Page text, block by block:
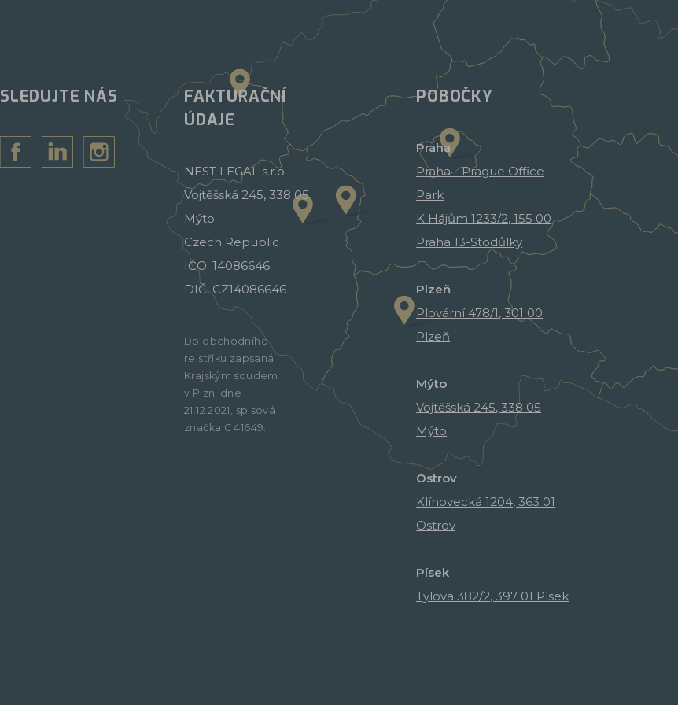
SLEDUJTE NÁS
FAKTURAČNÍ
ÚDAJE
NEST LEGAL s.r.o.
Vojtěšská 245, 338 05
Mýto
Czech Republic
IČO: 14086646
DIČ: CZ14086646
Do obchodního
rejstříku zapsaná
Krajským soudem
v Plzni dne
21.12.2021, spisová
značka C 41649.
POBOČKY
Praha
Praha - Prague Office
Park
K Hájům 1233/2, 155 00
Praha 13-Stodůlky
Plzeň
Plovární 478/1, 301 00
Plzeň
Mýto
Vojtěšská 245, 338 05
Mýto
Ostrov
Klínovecká 1204, 363 01
Ostrov
Písek
Tylova 382/2, 397 01 Písek